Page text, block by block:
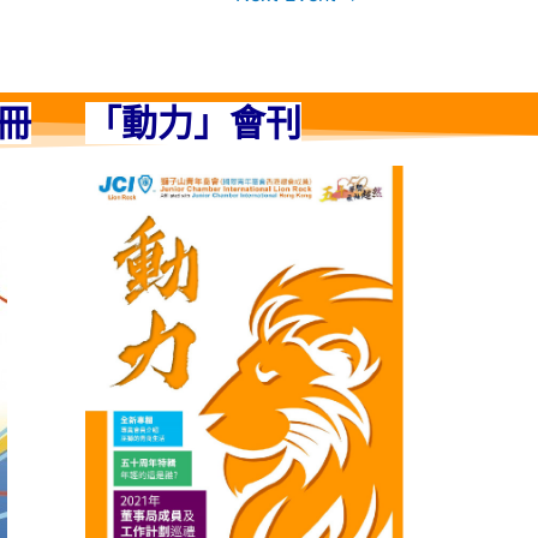
「動力」會刊